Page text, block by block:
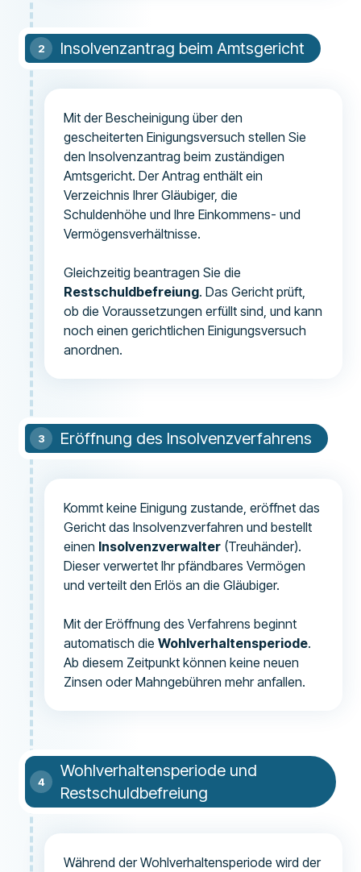
Insolvenzantrag beim Amtsgericht
Mit der Bescheinigung über den
gescheiterten Einigungsversuch stellen Sie
den Insolvenzantrag beim zuständigen
Amtsgericht. Der Antrag enthält ein
Verzeichnis Ihrer Gläubiger, die
Schuldenhöhe und Ihre Einkommens- und
Vermögensverhältnisse.
Gleichzeitig beantragen Sie die
Restschuldbefreiung. Das Gericht prüft,
ob die Voraussetzungen erfüllt sind, und kann
noch einen gerichtlichen Einigungsversuch
anordnen.
Eröffnung des Insolvenzverfahrens
Kommt keine Einigung zustande, eröffnet das
Gericht das Insolvenzverfahren und bestellt
einen Insolvenzverwalter (Treuhänder).
Dieser verwertet Ihr pfändbares Vermögen
und verteilt den Erlös an die Gläubiger.
Mit der Eröffnung des Verfahrens beginnt
automatisch dieWohlverhaltensperiode.
Ab diesem Zeitpunkt können keine neuen
Zinsen oder Mahngebühren mehr anfallen.
Wohlverhaltensperiode und
Restschuldbefreiung
Während der Wohlverhaltensperiode wird der